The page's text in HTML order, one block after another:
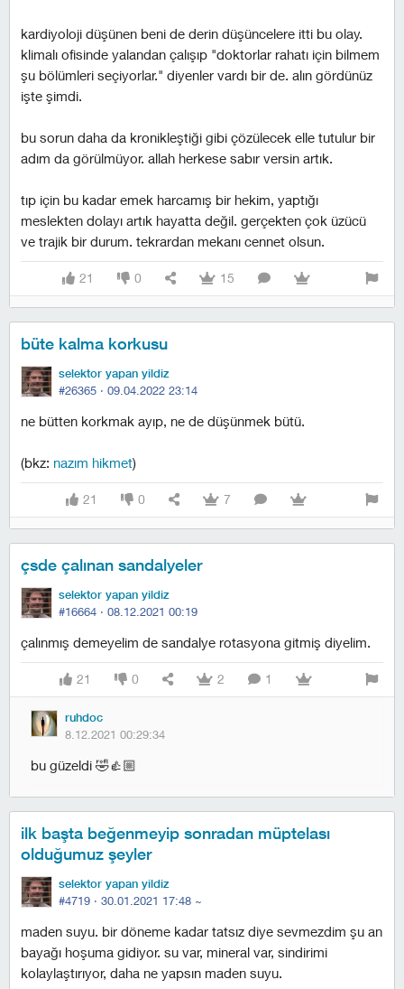
kardiyoloji düşünen beni de derin düşüncelere itti bu olay.
klimalı ofisinde yalandan çalışıp "doktorlar rahatı için bilmem
şu bölümleri seçiyorlar." diyenler vardı bir de. alın gördünüz
işte şimdi.
bu sorun daha da kronikleştiği gibi çözülecek elle tutulur bir
adım da görülmüyor. allah herkese sabır versin artık.
tıp için bu kadar emek harcamış bir hekim, yaptığı
meslekten dolayı artık hayatta değil. gerçekten çok üzücü
ve trajik bir durum. tekrardan mekanı cennet olsun.
21 0 15
büte kalma korkusu
selektor yapan yildiz
#26365 · 09.04.2022 23:14
ne bütten korkmak ayıp, ne de düşünmek bütü.
(bkz: nazım hikmet)
21 0 7
çsde çalınan sandalyeler
selektor yapan yildiz
#16664 · 08.12.2021 00:19
çalınmış demeyelim de sandalye rotasyona gitmiş diyelim.
21 0 2 1
ruhdoc
8.12.2021 00:29:34
bu güzeldi 🤣👍🏼
ilk başta beğenmeyip sonradan müptelası
olduğumuz şeyler
selektor yapan yildiz
#4719 · 30.01.2021 17:48 ~
maden suyu. bir döneme kadar tatsız diye sevmezdim şu an
bayağı hoşuma gidiyor. su var, mineral var, sindirimi
kolaylaştırıyor, daha ne yapsın maden suyu.